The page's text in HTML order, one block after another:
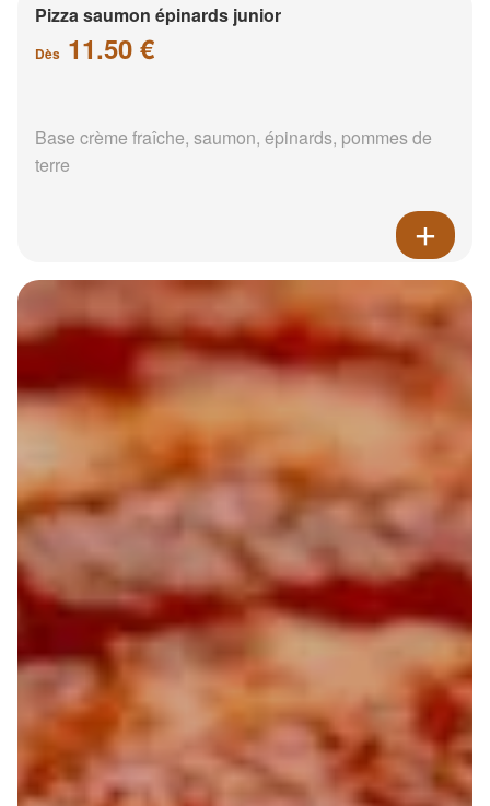
Pizza saumon épinards junior
Dès 11.50 €
Base crème fraîche, saumon, épinards, pommes de
terre